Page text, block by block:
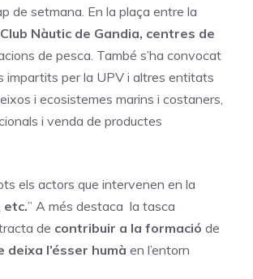
de setmana. En la plaça entre la
Nàutic de Gandia, centres de
de pesca. També s’ha convocat
impartits per la UPV i altres entitats
i ecosistemes marins i costaners,
i venda de productes
els actors que intervenen en la
etc.” A més destaca la tasca
de contribuir a la formació de
deixa l’ésser humà en l’entorn